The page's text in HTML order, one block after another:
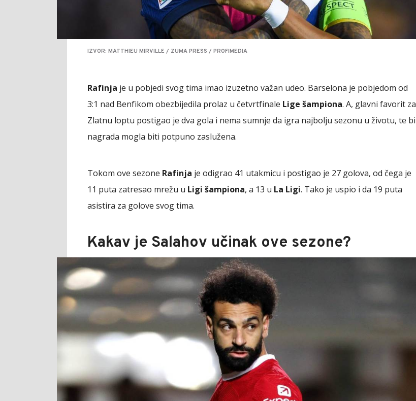
IZVOR: MATTHIEU MIRVILLE / ZUMA PRESS / PROFIMEDIA
Rafinja je u pobjedi svog tima imao izuzetno važan udeo. Barselona je pobjedom od
3:1 nad Benfikom obezbijedila prolaz u četvrtfinale Lige šampiona. A, glavni favorit za
Zlatnu loptu postigao je dva gola i nema sumnje da igra najbolju sezonu u životu, te bi
nagrada mogla biti potpuno zaslužena.
Tokom ove sezone Rafinja je odigrao 41 utakmicu i postigao je 27 golova, od čega je
11 puta zatresao mrežu u Ligi šampiona, a 13 u La Ligi. Tako je uspio i da 19 puta
asistira za golove svog tima.
Kakav je Salahov učinak ove sezone?